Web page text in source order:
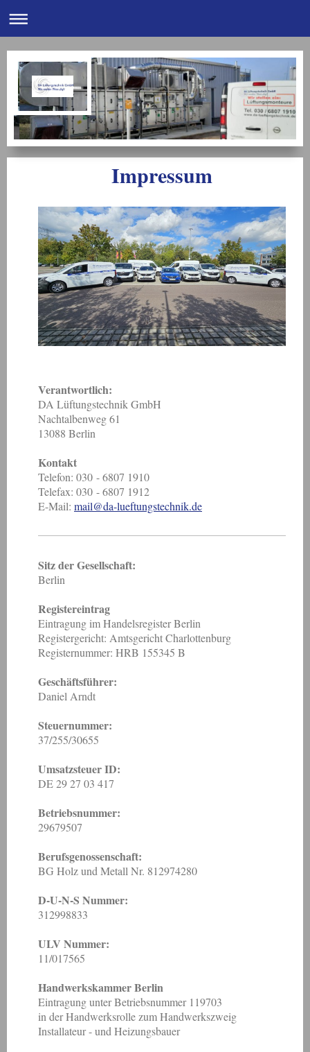
Impressum
Verantwortlich:
DA Lüftungstechnik GmbH
Nachtalbenweg 61
13088 Berlin
Kontakt
Telefon: 030 - 6807 1910
Telefax: 030 - 6807 1912
E-Mail: mail@da-lueftungstechnik.de
Sitz der Gesellschaft:
Berlin
Registereintrag
Eintragung im Handelsregister Berlin
Registergericht: Amtsgericht Charlottenburg
Registernummer: HRB 155345 B
Geschäftsführer:
Daniel Arndt
Steuernummer:
37/255/30655
Umsatzsteuer ID:
DE 29 27 03 417
Betriebsnummer:
29679507
Berufsgenossenschaft:
BG Holz und Metall Nr. 812974280
D-U-N-S Nummer:
312998833
ULV Nummer:
11/017565
Handwerkskammer Berlin
Eintragung unter Betriebsnummer 119703
in der Handwerksrolle zum Handwerkszweig
Installateur - und Heizungsbauer